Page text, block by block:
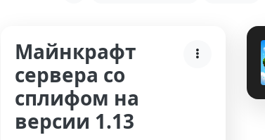
Майнкрафт
сервера со
сплифом на
версии 1.13